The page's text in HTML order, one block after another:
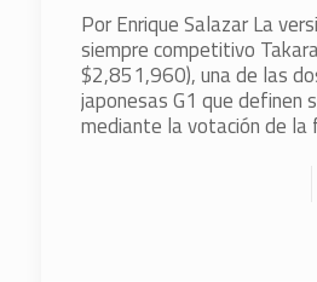
Por Enrique Salazar La
siempre competitivo
$2,851,960), una de las
japonesas G1 que definen
mediante la votación de la